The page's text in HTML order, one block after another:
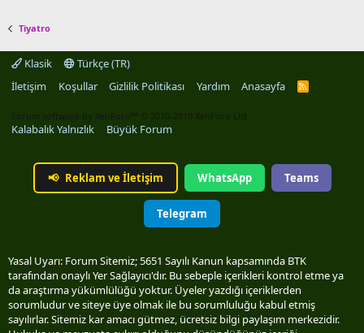
Tiyatro
Klasik
Türkçe (TR)
İletişim
Koşullar Gizlilik Politikası Yardım Anasayfa
R
Forum software by XenForo™ © 2010-2019 XenForo Ltd.
Kalabalık Yalnızlık Büyük Forum
📢 Reklam ve İletişim WhatsApp Teams
Telegram
Yasal Uyarı: Forum Sitemiz; 5651 Sayılı Kanun kapsamında BTK
tarafından onaylı Yer Sağlayıcı'dır. Bu sebeple içerikleri kontrol etme ya
da araştırma yükümlülüğü yoktur. Üyeler yazdığı içeriklerden
sorumludur ve siteye üye olmak ile bu sorumluluğu kabul etmiş
sayılırlar. Sitemiz kar amacı gütmez, ücretsiz bilgi paylaşım merkezidir.